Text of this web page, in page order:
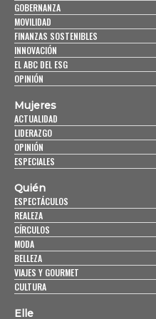
GOBERNANZA
MOVILIDAD
FINANZAS SOSTENIBLES
INNOVACIÓN
EL ABC DEL ESG
OPINIÓN
Mujeres
ACTUALIDAD
LIDERAZGO
OPINIÓN
ESPECIALES
Quién
ESPECTÁCULOS
REALEZA
CÍRCULOS
MODA
BELLEZA
VIAJES Y GOURMET
CULTURA
Elle